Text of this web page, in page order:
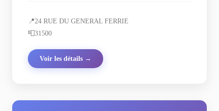
📍24 RUE DU GENERAL FERRIE
📮31500
Voir les détails →